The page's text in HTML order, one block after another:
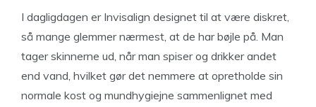
I dagligdagen er Invisalign designet til at være diskret,
så mange glemmer nærmest, at de har bøjle på. Man
tager skinnerne ud, når man spiser og drikker andet
end vand, hvilket gør det nemmere at opretholde sin
normale kost og mundhygiejne sammenlignet med